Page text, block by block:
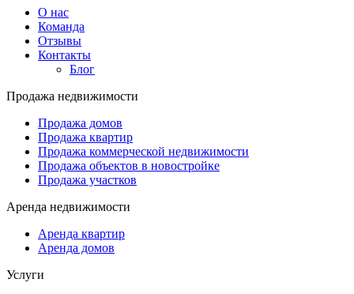
О нас
Команда
Отзывы
Контакты
Блог
Продажа недвижимости
Продажа домов
Продажа квартир
Продажа коммерческой недвижимости
Продажа объектов в новостройке
Продажа участков
Аренда недвижимости
Аренда квартир
Аренда домов
Услуги